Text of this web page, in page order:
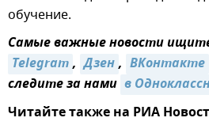
обучение.
Самые важные новости
Telegram, Дзен, ВКонтакте
следите за нами в
Читайте также на РИА